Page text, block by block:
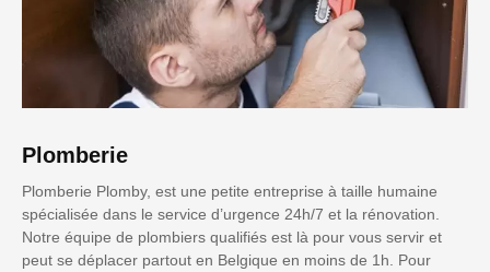
Plomberie
Plomberie Plomby, est une petite entreprise à taille humaine
spécialisée dans le service d’urgence 24h/7 et la rénovation.
Notre équipe de plombiers qualifiés est là pour vous servir et
peut se déplacer partout en Belgique en moins de 1h. Pour